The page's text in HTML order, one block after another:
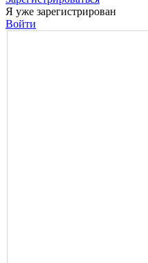
Я уже зарегистрирован
Войти